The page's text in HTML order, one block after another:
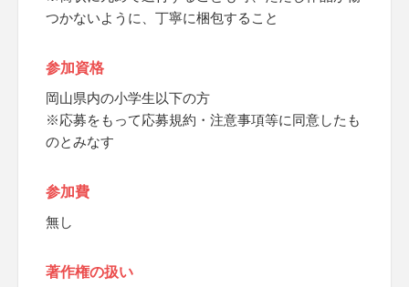
つかないように、丁寧に梱包すること
参加資格
岡山県内の小学生以下の方
※応募をもって応募規約・注意事項等に同意したも
のとみなす
参加費
無し
著作権の扱い